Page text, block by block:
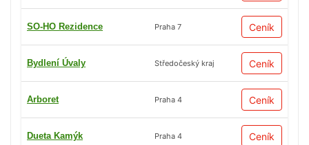
SO-HO Rezidence Praha 7 Ceník
Bydlení Úvaly Středočeský kraj Ceník
Arboret Praha 4 Ceník
Dueta Kamýk Praha 4 Ceník